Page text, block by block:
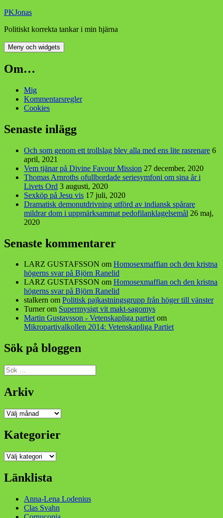
Hoppa
innehåll
PKJonas
Politiskt korrekta tankar i min hjärna
Meny och widgets
Om…
Mig
Kommentarsregler
Cookies
Senaste inlägg
Och som genom ett trollslag blev alla med ens lite rasrenare 6
april, 2021
Vem tjänar på Divine Favour Mission 27 december, 2020
Thomas Arnroths ofullbordade seriesymfoni om sina år i
Livets Ord 3 augusti, 2020
Sexköp på Jesu vis 17 juli, 2020
Dramatisk demonutdrivning utförd av indiansk spårare
mildrar dom i uppmärksammat pedofilanklagelsemål 26 maj,
2020
Senaste kommentarer
LARZ GUSTAFSSON om Homosexmaffian och den kristna
högerns svar på Björn Ranelid
LARZ GUSTAFSSON om Homosexmaffian och den kristna
högerns svar på Björn Ranelid
stalkern om Politisk pajkastningsgrupp från höger till vänster
Turnerom Supermysigt vit makt-sagomys
Martin Gustavsson - Vetenskapliga partietom
Mikropartivalkollen 2014: Vetenskapliga Partiet
Sök på bloggen
Sök
efter:
Arkiv
Arkiv
Kategorier
Kategorier
Länklista
Anna-Lena Lodenius
Clas Svahn